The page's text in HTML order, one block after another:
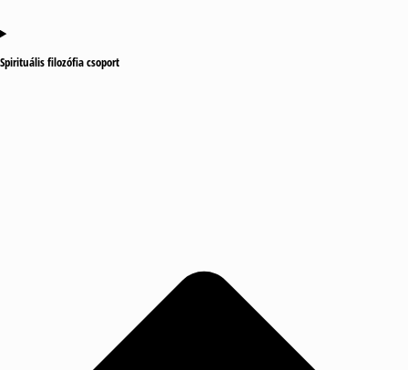
Spirituális filozófia csoport